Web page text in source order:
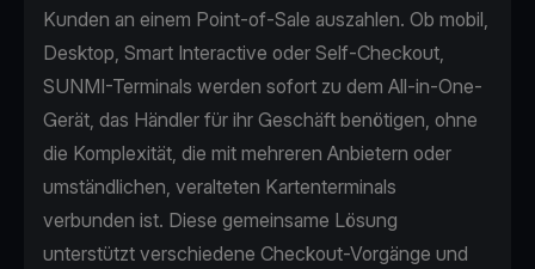
Kunden an einem Point-of-Sale auszahlen. Ob mobil,
Desktop, Smart Interactive oder Self-Checkout,
SUNMI-Terminals werden sofort zu dem All-in-One-
Gerät, das Händler für ihr Geschäft benötigen, ohne
die Komplexität, die mit mehreren Anbietern oder
umständlichen, veralteten Kartenterminals
verbunden ist. Diese gemeinsame Lösung
unterstützt verschiedene Checkout-Vorgänge und